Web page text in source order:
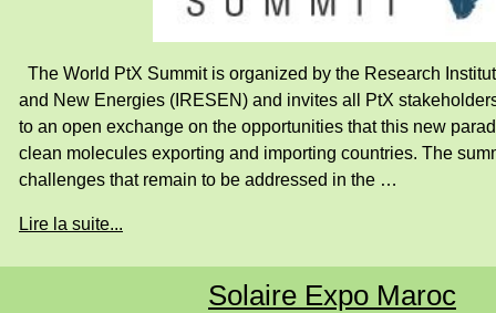
The World PtX Summit is organized by the Research
and New Energies (IRESEN) and invites all PtX
to an open exchange on the opportunities that this new
clean molecules exporting and importing countries. The
challenges that remain to be addressed in the …
Lire la suite...
Solaire Expo Maroc